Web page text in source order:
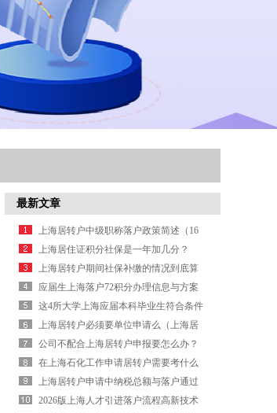
最新文章
上海居转户中级职称落户政策简述（16
页）
上海居住证积分社保是一年加几分？
（上海居住证积分社保累计计算年限是
要连续吗？）
上海居转户期间社保补缴的情况到底算
不算数？
应届生上海落户72积分办理信息与方案
这4所大学上海应届本科毕业生符合条件
可直接落户
上海居转户必须要单位申请么（上海居
转户需要劳动合同吗）
公司不配合上海居转户申报要怎么办？
在上海石化工作申请居转户需要考什么
职称？
上海居转户申请中纳税总额与落户通过
是否有关系？
2026版上海人才引进落户流程高新技术